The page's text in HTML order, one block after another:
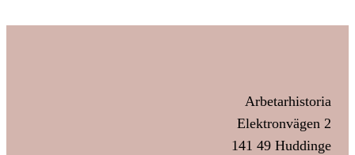
Arbetarhistoria
Elektronvägen 2
141 49 Huddinge